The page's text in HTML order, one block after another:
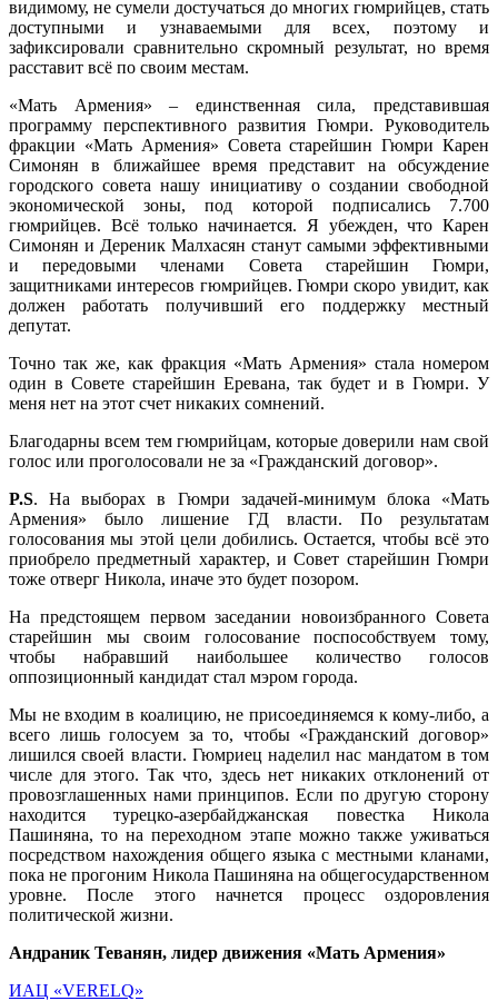
видимому, не сумели достучаться до многих гюмрийцев, стать
доступными и узнаваемыми для всех, поэтому и
зафиксировали сравнительно скромный результат, но время
расставит всё по своим местам.
«Мать Армения» – единственная сила, представившая
программу перспективного развития Гюмри. Руководитель
фракции «Мать Армения» Совета старейшин Гюмри Карен
Симонян в ближайшее время представит на обсуждение
городского совета нашу инициативу о создании свободной
экономической зоны, под которой подписались 7.700
гюмрийцев. Всё только начинается. Я убежден, что Карен
Симонян и Дереник Малхасян станут самыми эффективными
и передовыми членами Совета старейшин Гюмри,
защитниками интересов гюмрийцев. Гюмри скоро увидит, как
должен работать получивший его поддержку местный
депутат.
Точно так же, как фракция «Мать Армения» стала номером
один в Совете старейшин Еревана, так будет и в Гюмри. У
меня нет на этот счет никаких сомнений.
Благодарны всем тем гюмрийцам, которые доверили нам свой
голос или проголосовали не за «Гражданский договор».
P.S. На выборах в Гюмри задачей-минимум блока «Мать
Армения» было лишение ГД власти. По результатам
голосования мы этой цели добились. Остается, чтобы всё это
приобрело предметный характер, и Совет старейшин Гюмри
тоже отверг Никола, иначе это будет позором.
На предстоящем первом заседании новоизбранного Совета
старейшин мы своим голосование поспособствуем тому,
чтобы набравший наибольшее количество голосов
оппозиционный кандидат стал мэром города.
Мы не входим в коалицию, не присоединяемся к кому-либо, а
всего лишь голосуем за то, чтобы «Гражданский договор»
лишился своей власти. Гюмриец наделил нас мандатом в том
числе для этого. Так что, здесь нет никаких отклонений от
провозглашенных нами принципов. Если по другую сторону
находится турецко-азербайджанская повестка Никола
Пашиняна, то на переходном этапе можно также уживаться
посредством нахождения общего языка с местными кланами,
пока не прогоним Никола Пашиняна на общегосударственном
уровне. После этого начнется процесс оздоровления
политической жизни.
Андраник Теванян, лидер движения «Мать Армения»
ИАЦ «VERELQ»